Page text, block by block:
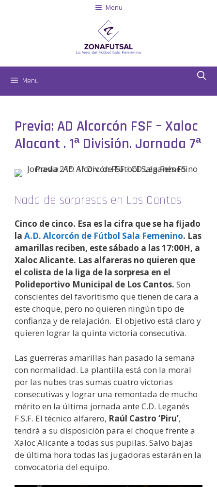
Menu
Menú
Previa: AD Alcorcón FSF – Xaloc
Alacant . 1ª División. Jornada 7ª
Nada de sorpresas en Los Cantos
Cinco de cinco. Esa es la cifra que se ha fijado
la A.D. Alcorcón de Fútbol Sala Femenino. Las
amarillas reciben, este sábado a las 17:00H, a
Xaloc Alicante. Las alfareras no quieren que
el colista de la liga de la sorpresa en el
Polideportivo Municipal de Los Cantos. Son
conscientes del favoritismo que tienen de cara a
este choque, pero no quieren ningún tipo de
confianza y de relajación. El objetivo está claro y
quieren lograr la quinta victoria consecutiva.
Las guerreras amarillas han pasado la semana
con normalidad. La plantilla está con la moral
por las nubes tras sumas cuatro victorias
consecutivas y lograr una remontada de mucho
mérito en la última jornada ante C.D. Leganés
F.S.F. El técnico alfarero, Raúl Castro ‘Piru’,
tendrá a su disposición para el choque frente a
Xaloc Alicante a todas sus pupilas. Salvo bajas
de última hora todas las jugadoras estarán en la
convocatoria del equipo.